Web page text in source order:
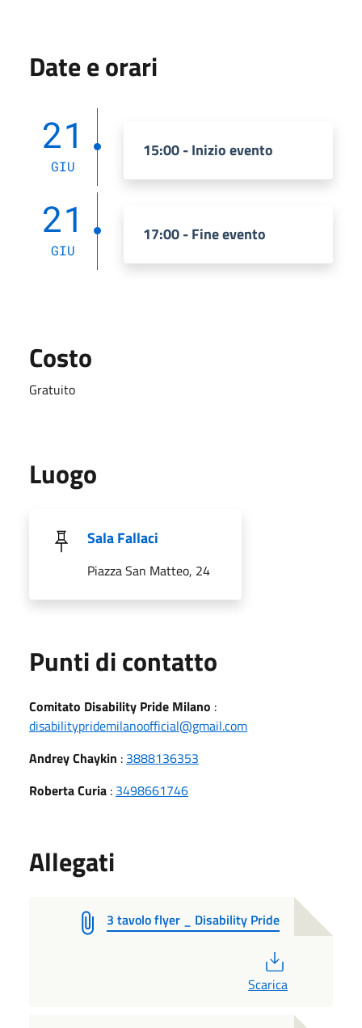
Date e orari
21
GIU
15:00 - Inizio evento
21
GIU
17:00 - Fine evento
Costo
Gratuito
Luogo
Sala Fallaci
Piazza San Matteo, 24
Punti di contatto
Comitato Disability Pride Milano :
disabilitypridemilanoofficial@gmail.com
Andrey Chaykin : 3888136353
Roberta Curia : 3498661746
Allegati
3 tavolo flyer _ Disability Pride
Scarica